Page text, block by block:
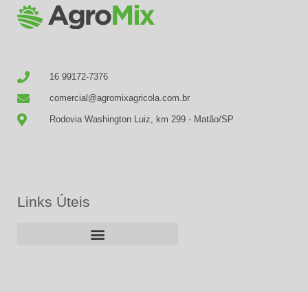
16 99172-7376
comercial@agromixagricola.com.br
Rodovia Washington Luiz, km 299 - Matão/SP
Links Úteis